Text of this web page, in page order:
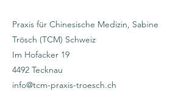
Praxis für Chinesische Medizin, Sabine
Trösch (TCM) Schweiz
Im Hofacker 19
4492 Tecknau
info@tcm-praxis-troesch.ch